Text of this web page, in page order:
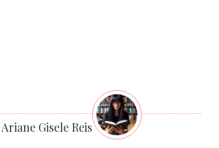
Ariane Gisele Reis